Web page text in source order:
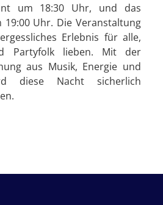
um 18:30 Uhr, und das
Uhr. Die Veranstaltung
Erlebnis für alle,
Partyfolk lieben. Mit der
aus Musik, Energie und
diese Nacht sicherlich